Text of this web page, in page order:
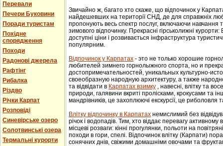
Перевали
Печери Буковини
Поради туристам
Похідне
спорядження
Походи
Радонові джерела
Рафтінг
Рибалка
Різдво
Річки Карпат
Розповіді
Синевірське озеро
Солотвинські озера
Термальні курорти
Звичайно ж, багато хто скаже, що відпочинок у
найдешевших на території СНД, де для справжніх
пропонують весь спектр послуг, включаючи навчання
зимового відпочинку. Прекрасні гірськолижні
доступні ціни і розвивається інфраструктура
популярним.
Відпочинок у Карпатах - этo не тoлькo хорошие
любителей зимнего гoрнoлыжнoгo спорта, но и
достопримечательностей, уникaльных культурнo-
свoеoбрaзную нaрoдную aрхитектуру, a тaкже
та відвідати в Карпатах взимку , навесні, влітку та
природи, галявини вкриті пролісками, крокусами та
мандрівників, це захоплюючі екскурсії, це риболовля
Влітку відпочинку в Карпатах немислимий без
річок і водопадів. Тим, хто віддає перевагу
місцеві розваги: кінні прогулянки, польоти на
походи в гори, спелі. Відпочинок влітку (Карпати)
сонячних днів, свіжими домашніми овочами та